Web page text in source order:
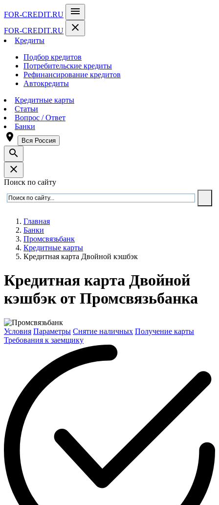
FOR-CREDIT.RU menu
FOR-CREDIT.RU close
Кредиты
Подбор кредитов
Потребительские кредиты
Рефинансирование кредитов
Автокредиты
Кредитные карты
Статьи
Вопрос / Ответ
Банки
room Вся Россия
search
close
Поиск по сайту
Главная
Банки
Промсвязьбанк
Кредитные карты
Кредитная карта Двойной кэшбэк
Кредитная карта Двойной
кэшбэк от Промсвязьбанка
Условия Параметры Снятие наличных Получение карты
Требования к заемщику